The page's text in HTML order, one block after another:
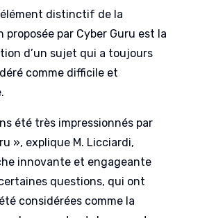
distinctif de la
proposée par Cyber Guru est la
d’un sujet qui a toujours
comme difficile et
été très impressionnés par
», explique M. Licciardi,
innovante et engageante
questions, qui ont
considérées comme la